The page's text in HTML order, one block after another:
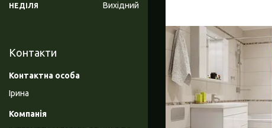
НЕДІЛЯ Вихідний
Контакти
Ірина